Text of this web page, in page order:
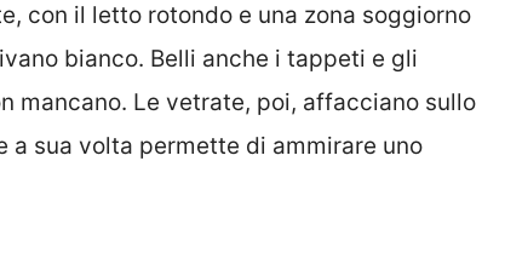
con il letto rotondo e una zona soggiorno
bianco. Belli anche i tappeti e gli
mancano. Le vetrate, poi, affacciano sullo
a sua volta permette di ammirare uno